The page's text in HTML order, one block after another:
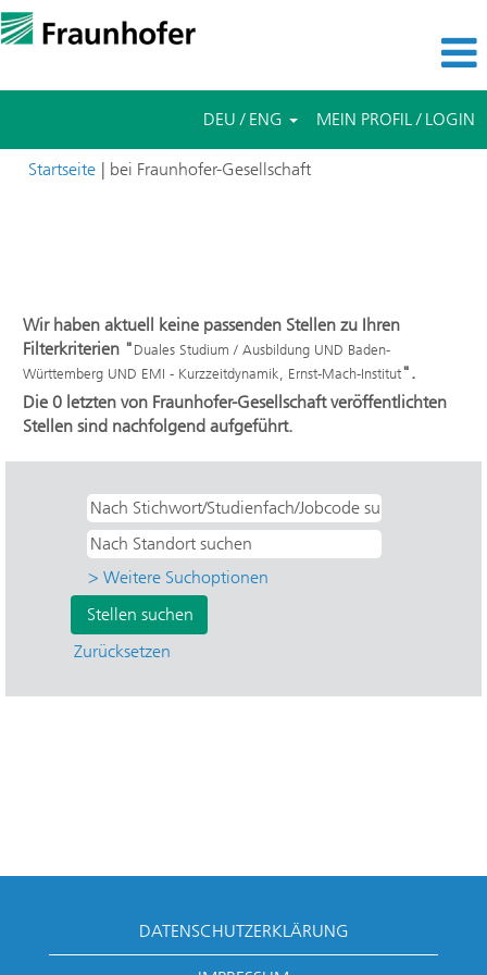
DEU / ENG MEIN PROFIL / LOGIN
Startseite | bei Fraunhofer-Gesellschaft(aktuelle
Wir haben aktuell keine passenden Stellen zu Ihren
Filterkriterien "Duales Studium / Ausbildung UND Baden-
Württemberg UND EMI - Kurzzeitdynamik, Ernst-Mach-Institut".
Die 0 letzten von Fraunhofer-Gesellschaft veröffentlichten
Stellen sind nachfolgend aufgeführt.
> Weitere Suchoptionen
Zurücksetzen
DATENSCHUTZERKLÄRUNG